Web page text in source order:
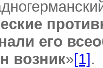
его
возник»[1] .